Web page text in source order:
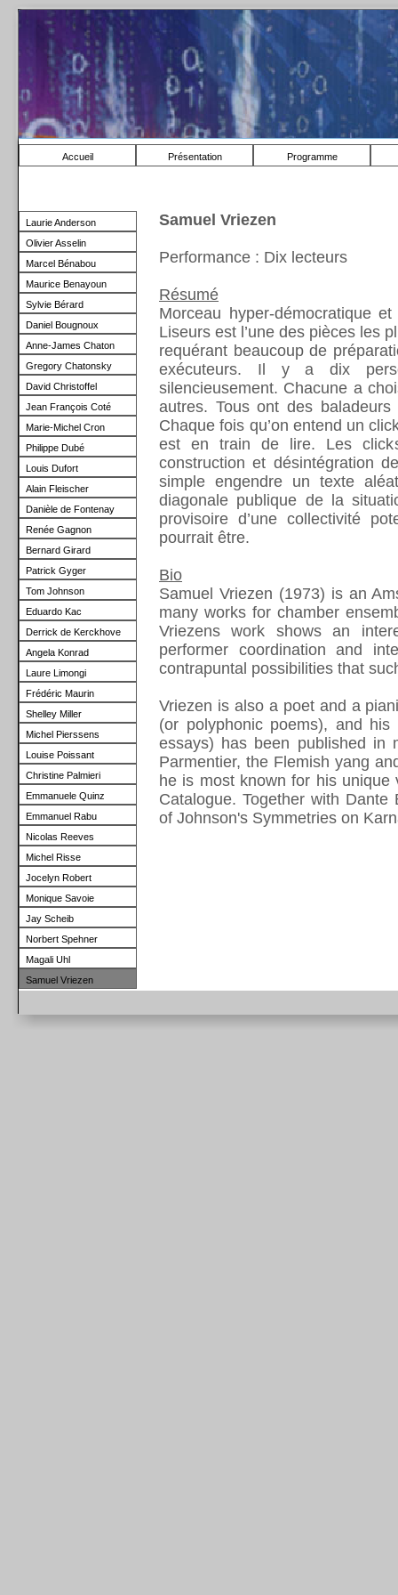
Accueil Présentation Programme
Laurie Anderson
Olivier Asselin
Marcel Bénabou
Maurice Benayoun
Sylvie Bérard
Daniel Bougnoux
Anne-James Chaton
Gregory Chatonsky
David Christoffel
Jean François Coté
Marie-Michel Cron
Philippe Dubé
Louis Dufort
Alain Fleischer
Danièle de Fontenay
Renée Gagnon
Bernard Girard
Patrick Gyger
Tom Johnson
Eduardo Kac
Derrick de Kerckhove
Angela Konrad
Laure Limongi
Frédéric Maurin
Shelley Miller
Michel Pierssens
Louise Poissant
Christine Palmieri
Emmanuele Quinz
Emmanuel Rabu
Nicolas Reeves
Michel Risse
Jocelyn Robert
Monique Savoie
Jay Scheib
Norbert Spehner
Magali Uhl
Samuel Vriezen
Samuel Vriezen
Performance : Dix lecteurs
Résumé
Morceau hyper-démocratique
Liseurs est l’une des pièces les
requérant beaucoup de
exécuteurs. Il y a dix
silencieusement. Chacune a
autres. Tous ont des
Chaque fois qu’on entend un
est en train de lire. Les
construction et désintégration
simple engendre un texte
diagonale publique de la
provisoire d’une collectivité
pourrait être.
Bio
Samuel Vriezen (1973) is an
many works for chamber
Vriezens work shows an
performer coordination and
contrapuntal possibilities that
Vriezen is also a poet and a
(or polyphonic poems), and
essays) has been published in
Parmentier, the Flemish yang
he is most known for his unique
Catalogue. Together with
of Johnson's Symmetries on